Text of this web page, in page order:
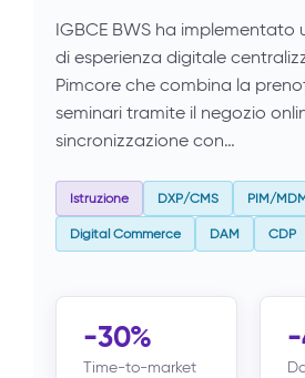
IGBCE BWS ha
di esperienza digitale
Pimcore che combina la
seminari tramite il negozio
sincronizzazione con…
Istruzione DXP/CMS PIM/
Digital Commerce DAM CDP
-30%
Time-to-market
-